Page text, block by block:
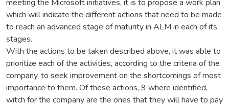
meeting the Microsoft initiatives, it is to propose a work plan
which will indicate the different actions that need to be made
to reach an advanced stage of maturity in ALM in each of its
stages.
With the actions to be taken described above, it was able to
prioritize each of the activities, according to the criteria of the
company, to seek improvement on the shortcomings of most
importance to them. Of these actions, 9 where identified,
witch for the company are the ones that they will have to pay